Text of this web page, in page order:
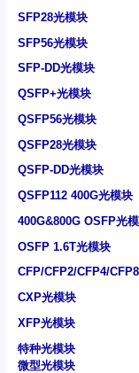
SFP28光模块
SFP56光模块
SFP-DD光模块
QSFP+光模块
QSFP56光模块
QSFP28光模块
QSFP-DD光模块
QSFP112 400G光模块
400G&800G OSFP光
OSFP 1.6T光模块
CFP/CFP2/CFP4/
CXP光模块
XFP光模块
特种光模块
微型光模块